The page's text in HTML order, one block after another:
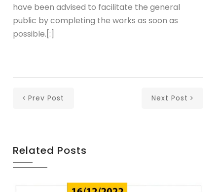
have been advised to facilitate the general
public by completing the works as soon as
possible.[:]
Prev Post Next Post
Related Posts